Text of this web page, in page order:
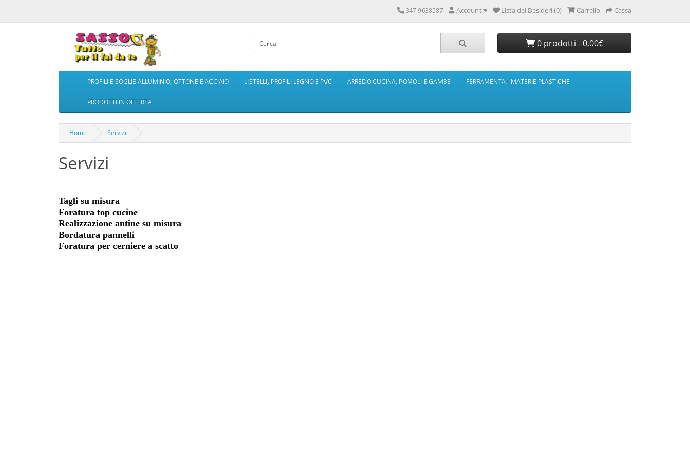
347 9638587 Account Lista dei Desideri (0) Carrello Cassa
0 prodotti - 0,00€
PROFILI E SOGLIE ALLUMINIO, OTTONE E ACCIAIO LISTELLI, PROFILI LEGNO E PVC ARREDO CUCINA, POMOLI E GAMBE FERRAMENTA - MATERIE PLASTICHE
PRODOTTI IN OFFERTA
Home Servizi
Servizi
Tagli su misura
Foratura top cucine
Realizzazione antine su misura
Bordatura pannelli
Foratura per cerniere a scatto